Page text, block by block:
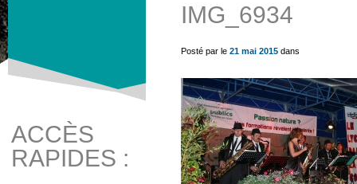
get_post_meta(get_the_ID(), 'thumb', true) ?>
ACCÈS
RAPIDES :
IMG_6934
Posté par le 21 mai 2015 dans